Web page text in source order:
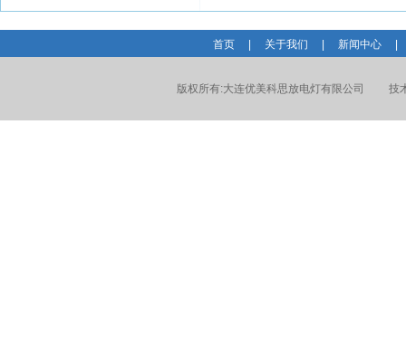
首页 关于我们 新闻中心
版权所有:大连优美科思放电灯有限公司 技